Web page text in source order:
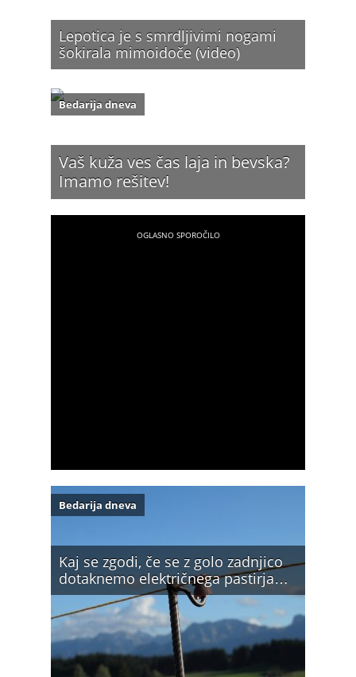
Lepotica je s smrdljivimi nogami
šokirala mimoidoče (video)
Vaš kuža ves čas laja in bevska?
Imamo rešitev!
Bedarija dneva
Kaj se zgodi, če se z golo zadnjico
dotaknemo električnega pastirja…
Bedarija dneva